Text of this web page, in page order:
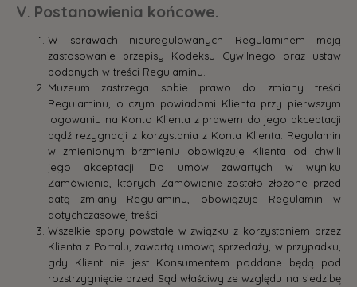
V. Postanowienia końcowe.
W sprawach nieuregulowanych Regulaminem mają
zastosowanie przepisy Kodeksu Cywilnego oraz ustaw
podanych w treści Regulaminu.
Muzeum zastrzega sobie prawo do zmiany treści
Regulaminu, o czym powiadomi Klienta przy pierwszym
logowaniu na Konto Klienta z prawem do jego akceptacji
bądź rezygnacji z korzystania z Konta Klienta. Regulamin
w zmienionym brzmieniu obowiązuje Klienta od chwili
jego akceptacji. Do umów zawartych w wyniku
Zamówienia, których Zamówienie zostało złożone przed
datą zmiany Regulaminu, obowiązuje Regulamin w
dotychczasowej treści.
Wszelkie spory powstałe w związku z korzystaniem przez
Klienta z Portalu, zawartą umową sprzedaży, w przypadku,
gdy Klient nie jest Konsumentem poddane będą pod
rozstrzygnięcie przed Sąd właściwy ze względu na siedzibę